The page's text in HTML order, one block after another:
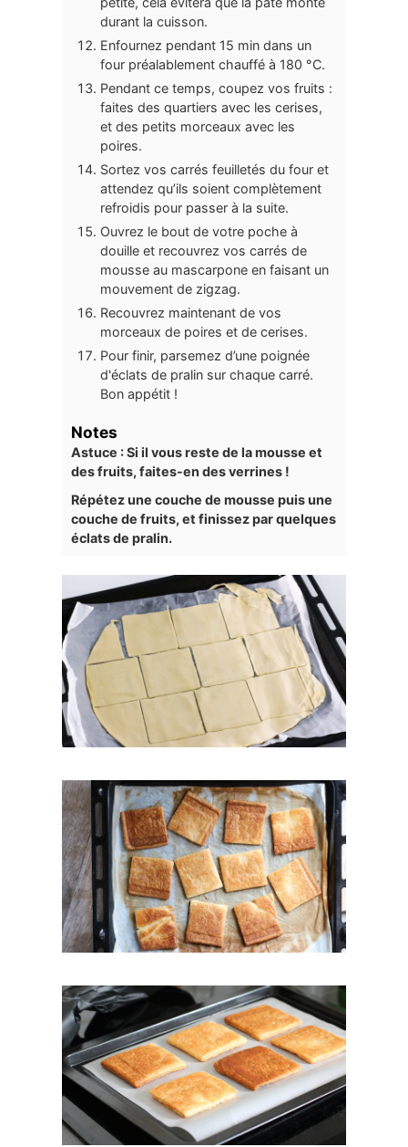
durant la cuisson.
Enfournez pendant 15 min dans un
four préalablement chauffé à 180 °C.
Pendant ce temps, coupez vos fruits :
faites des quartiers avec les cerises,
et des petits morceaux avec les
poires.
Sortez vos carrés feuilletés du four et
attendez qu’ils soient complètement
refroidis pour passer à la suite.
Ouvrez le bout de votre poche à
douille et recouvrez vos carrés de
mousse au mascarpone en faisant un
mouvement de zigzag.
Recouvrez maintenant de vos
morceaux de poires et de cerises.
Pour finir, parsemez d’une poignée
d'éclats de pralin sur chaque carré.
Bon appétit !
Notes
Astuce : Si il vous reste de la mousse et
des fruits, faites-en des verrines !
Répétez une couche de mousse puis une
couche de fruits, et finissez par quelques
éclats de pralin.